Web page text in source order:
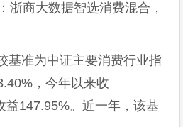
浙商大数据智选消费混合，
基准为中证主要消费行业指
，今年以来收
147.95%。近一年，该基